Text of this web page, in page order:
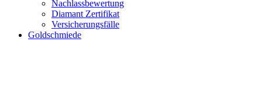
Nachlassbewertung
Diamant Zertifikat
Versicherungsfälle
Goldschmiede